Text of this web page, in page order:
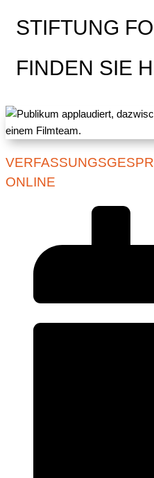
STIFTUNG
FINDEN SIE
ONLINE